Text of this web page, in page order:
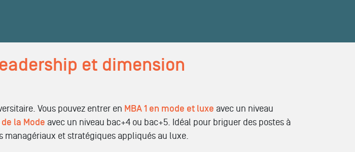
et dimension
Vous pouvez entrer en MBA 1 en mode et luxe avec un niveau
la Mode avec un niveau bac+4 ou bac+5. Idéal pour briguer des postes à
managériaux et stratégiques appliqués au luxe.